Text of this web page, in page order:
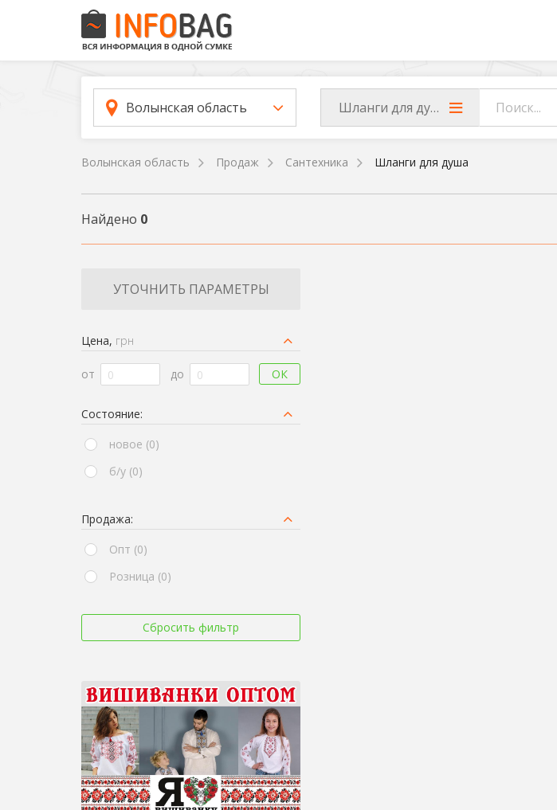
Волынская область Шланги для душа
Волынская область Продаж Сантехника Шланги для душа
Найдено 0
УТОЧНИТЬ ПАРАМЕТРЫ
Цена, грн
от до ОК
Состояние:
новое (0)
б/у (0)
Продажа:
Опт (0)
Розница (0)
Сбросить фильтр